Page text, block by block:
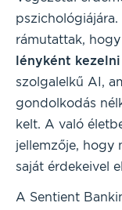
pszichológiájára.
rámutattak, hogy
lényként
szolgalelkű AI,
gondolkodás
kelt. A való
jellemzője, hogy
saját érdekeivel
A Sentient